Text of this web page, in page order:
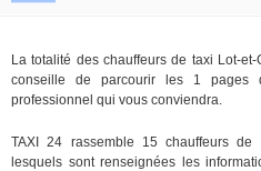
La totalité des chauffeurs de taxi Lot-
conseille de parcourir les 1
professionnel qui vous conviendra.
TAXI 24 rassemble 15 chauffeurs
lesquels sont renseignées les